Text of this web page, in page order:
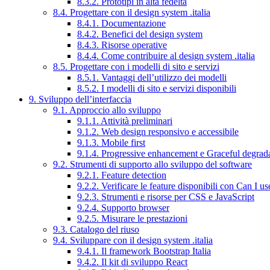
8.4. Progettare con il design system .italia
8.4.1. Documentazione
8.4.2. Benefici del design system
8.4.3. Risorse operative
8.4.4. Come contribuire al design system .italia
8.5. Progettare con i modelli di sito e servizi
8.5.1. Vantaggi dell’utilizzo dei modelli
8.5.2. I modelli di sito e servizi disponibili
9. Sviluppo dell’interfaccia
9.1. Approccio allo sviluppo
9.1.1. Attività preliminari
9.1.2. Web design responsivo e accessibile
9.1.3. Mobile first
9.1.4. Progressive enhancement e Graceful
9.2. Strumenti di supporto allo sviluppo del software
9.2.1. Feature detection
9.2.2. Verificare le feature disponibili con Can I
9.2.3. Strumenti e risorse per CSS e JavaScript
9.2.4. Supporto browser
9.2.5. Misurare le prestazioni
9.3. Catalogo del riuso
9.4. Sviluppare con il design system .italia
9.4.1. Il framework Bootstrap Italia
9.4.2. Il kit di sviluppo React